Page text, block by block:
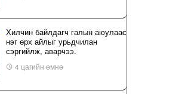
Хилчин байлдагч галын аюулаас
нэг өрх айлыг урьдчилан
сэргийлж, аварчээ.
4 цагийн өмнө